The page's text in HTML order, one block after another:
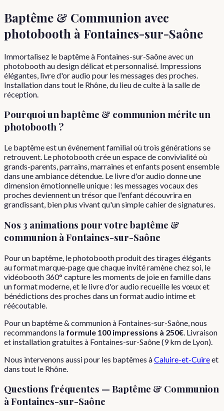
Baptême & Communion avec
photobooth à Fontaines-sur-Saône
Immortalisez le baptême à Fontaines-sur-Saône avec un
photobooth au design délicat et personnalisé. Impressions
élégantes, livre d'or audio pour les messages des proches.
Installation dans tout le Rhône, du lieu de culte à la salle de
réception.
Pourquoiunbaptême & communion mérite un
photobooth ?
Le baptême est un événement familial où trois générations se
retrouvent. Le photobooth crée un espace de convivialité où
grands-parents, parrains, marraines et enfants posent ensemble
dans une ambiance détendue. Le livre d'or audio donne une
dimension émotionnelle unique : les messages vocaux des
proches deviennent un trésor que l'enfant découvrira en
grandissant, bien plus vivant qu'un simple cahier de signatures.
Nos 3 animations pour votre baptême &
communion à Fontaines-sur-Saône
Pour un baptême, le photobooth produit des tirages élégants
au format marque-page que chaque invité ramène chez soi, le
vidéobooth 360° capture les moments de joie en famille dans
un format moderne, et le livre d'or audio recueille les vœux et
bénédictions des proches dans un format audio intime et
réécoutable.
Pourun baptême & communionà Fontaines-sur-Saône , nous
recommandons la formule 100 impressions à 250€ . Livraison
et installation gratuites à Fontaines-sur-Saône(9km de Lyon).
Nous intervenons aussi pour les baptêmes àCaluire-et-Cuireet
dans tout le Rhône
Questions fréquentes — Baptême & Communion
àFontaines-sur-Saône